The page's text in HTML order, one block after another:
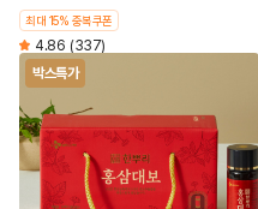
최대 15% 중복쿠폰
4.86 (337)
박스특가